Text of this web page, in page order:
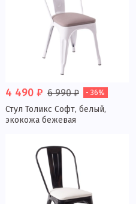
4 490 ₽ 6 990 ₽ - 36%
Стул Толикс Софт, белый,
экокожа бежевая